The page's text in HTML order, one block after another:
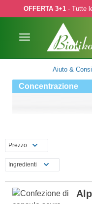
to main content
Skip to search
Skip to main navigation
OFFERTA 3+1- Tutte
Aiuto &
Concentrazione
Prezzo
Ingredienti